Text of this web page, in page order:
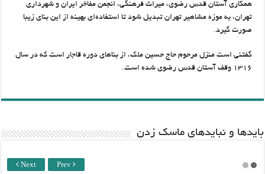
همکاری آستان قدس رضوی، میراث فرهنگی، انجمن مفاخر ایران و شهرداری
تهران، به موزه مشاهیر تهران تبدیل شود تا استفاده‌ای بهینه از این بنای زیبا
صورت گیرد.
گفتنی است منزل مرحوم حاج حسین ملک، از بناهای دوره قاجار است که در سال
۱۳۱۶ وقف آستان قدس رضوی ‌شده است.
باید‌ها و نبایدهای ماسک زدن
Next Prev